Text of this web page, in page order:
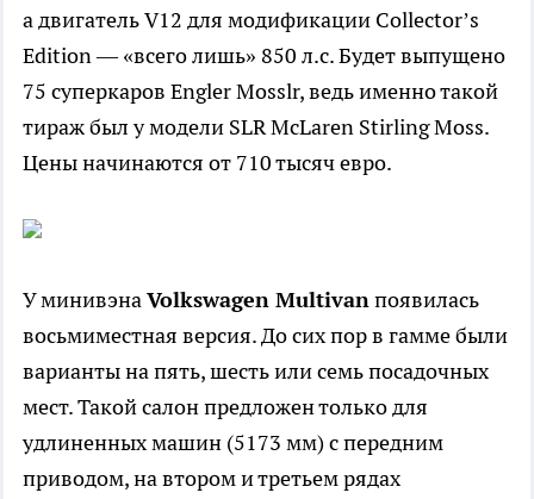
а двигатель V12 для модификации Collector’s
Edition — «всего лишь» 850 л.с. Будет выпущено
75 суперкаров Engler Mosslr, ведь именно такой
тираж был у модели SLR McLaren Stirling Moss.
Цены начинаются от 710 тысяч евро.
У минивэнаVolkswagen Multivanпоявилась
восьмиместная версия. До сих пор в гамме были
варианты на пять, шесть или семь посадочных
мест. Такой салон предложен только для
удлиненных машин (5173 мм) с передним
приводом, на втором и третьем рядах